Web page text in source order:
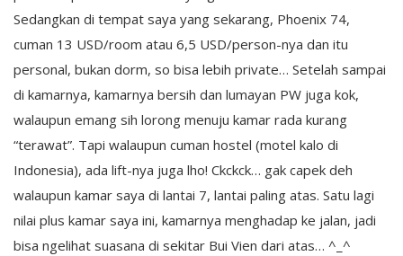
Sedangkan di tempat saya yang sekarang, Phoenix 74,
cuman 13 USD/room atau 6,5 USD/person-nya dan itu
personal, bukan dorm, so bisa lebih private… Setelah sampai
di kamarnya, kamarnya bersih dan lumayan PW juga kok,
walaupun emang sih lorong menuju kamar rada kurang
“terawat”. Tapi walaupun cuman hostel (motel kalo di
Indonesia), ada lift-nya juga lho! Ckckck… gak capek deh
walaupun kamar saya di lantai 7, lantai paling atas. Satu lagi
nilai plus kamar saya ini, kamarnya menghadap ke jalan, jadi
bisa ngelihat suasana di sekitar Bui Vien dari atas… ^_^